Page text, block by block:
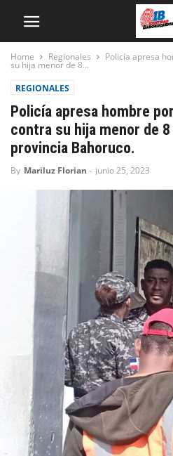
Home Regionales Policía apresa
su hija menor de 8...
REGIONALES
Policía apresa hombre
contra su hija menor de 8
provincia Bahoruco.
By Mariluz Florian - junio 25, 2023